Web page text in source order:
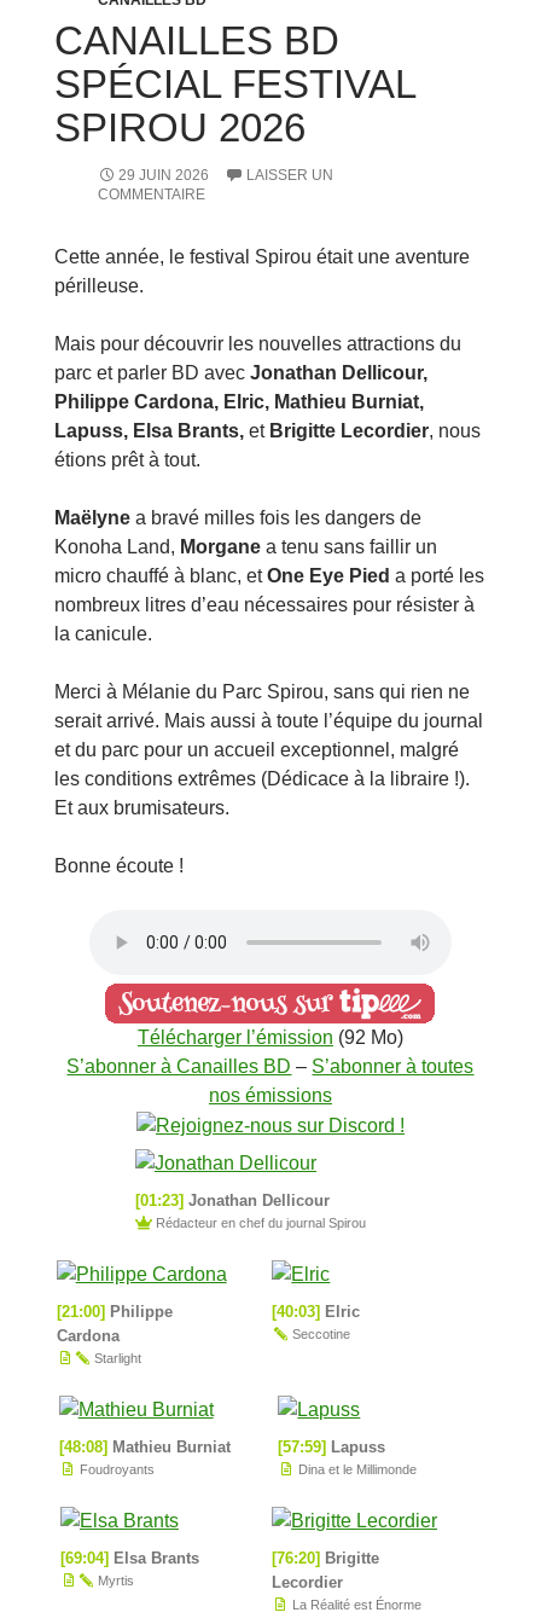
CANAILLES BD
SPÉCIAL FESTIVAL
SPIROU 2026
29 JUIN 2026
LAISSER UN
COMMENTAIRE
Cette année, le festival Spirou était une aventure
périlleuse.
Mais pour découvrir les nouvelles attractions du
parc et parler BD avec Jonathan Dellicour,
Philippe Cardona, Elric, Mathieu Burniat,
Lapuss, Elsa Brants, et Brigitte Lecordier, nous
étions prêt à tout.
Maëlynea bravé milles fois les dangers de
Konoha Land, Morganea tenu sans faillir un
micro chauffé à blanc, etOne Eye Pied a porté les
nombreux litres d’eau nécessaires pour résister à
la canicule.
Merci à Mélanie du Parc Spirou, sans qui rien ne
serait arrivé. Mais aussi à toute l’équipe du journal
et du parc pour un accueil exceptionnel, malgré
les conditions extrêmes (Dédicace à la libraire !).
Et aux brumisateurs.
Bonne écoute !
Télécharger l’émission (92 Mo)
S’abonner à Canailles BD – S’abonner à toutes
nos émissions
[01:23] Jonathan Dellicour
Rédacteur en chef du journal Spirou
[21:00] Philippe
Cardona
Starlight
[40:03] Elric
Seccotine
[48:08] Mathieu Burniat
Foudroyants
[57:59] Lapuss
Dina et le Millimonde
[69:04] Elsa Brants
Myrtis
[76:20] Brigitte
Lecordier
La Réalité est Énorme